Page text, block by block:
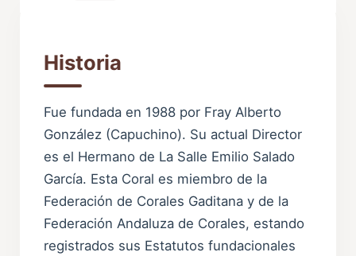
Historia
Fue fundada en 1988 por Fray Alberto
González (Capuchino). Su actual Director
es el Hermano de La Salle Emilio Salado
García. Esta Coral es miembro de la
Federación de Corales Gaditana y de la
Federación Andaluza de Corales, estando
registrados sus Estatutos fundacionales